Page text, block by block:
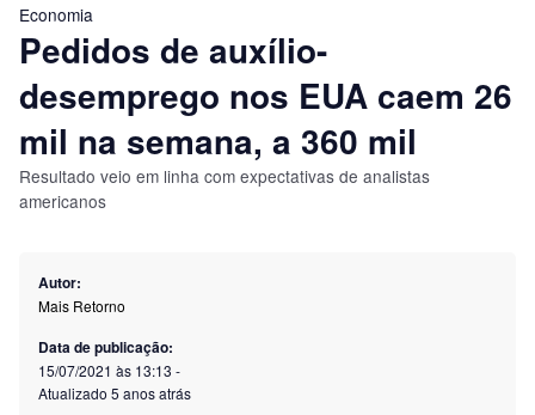
Economia
Pedidos de auxílio-
desemprego nos EUA caem 26
mil na semana, a 360 mil
Resultado veio em linha com expectativas de analistas
americanos
Autor:
Mais Retorno
Data de publicação:
15/07/2021 às 13:13 -
Atualizado 5 anos atrás